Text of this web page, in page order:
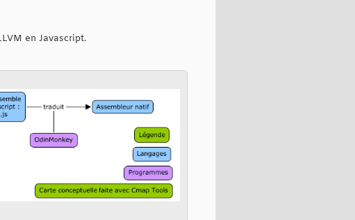
en Javascript.